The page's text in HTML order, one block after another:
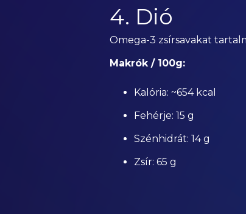
4. Dió
Omega-3 zsírsavakat
Makrók / 100g:
Kalória: ~654 kcal
Fehérje: 15 g
Szénhidrát: 14 g
Zsír: 65 g